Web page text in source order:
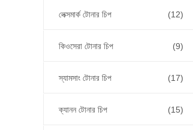
লেক্সমার্ক টোনার চিপ (12)
কিওসেরা টোনার চিপ (9)
স্যামসাং টোনার চিপ (17)
ক্যানন টোনার চিপ (15)